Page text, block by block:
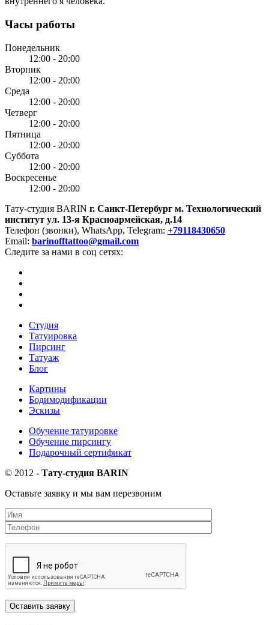
Часы работы
Понедельник
12:00 - 20:00
Вторник
12:00 - 20:00
Среда
12:00 - 20:00
Четверг
12:00 - 20:00
Пятница
12:00 - 20:00
Суббота
12:00 - 20:00
Воскресенье
12:00 - 20:00
Тату-студия BARIN г. Санкт-Петербург м. Технологический
институт ул. 13-я Красноармейская, д.14
Телефон (звонки), WhatsApp, Telegram: +79118430650
Email: barinofftattoo@gmail.com
Следите за нами в соц сетях:
Студия
Татуировка
Пирсинг
Татуаж
Блог
Картины
Бодимодификации
Эскизы
Обучение татуировке
Обучение пирсингу
Подарочный сертификат
© 2012 - Тату-студия BARIN
Оставьте заявку и мы вам перезвоним
Оставить заявку